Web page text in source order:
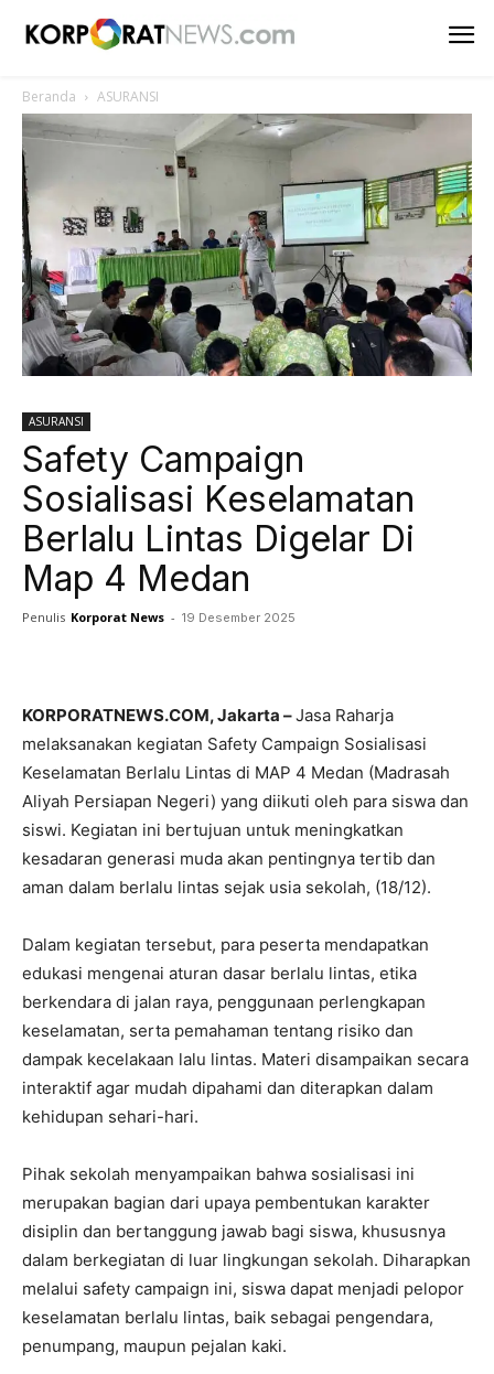
Beranda ASURANSI
ASURANSI
Safety Campaign
Sosialisasi Keselamatan
Berlalu Lintas Digelar Di
Map 4 Medan
Penulis Korporat News - 19 Desember 2025
KORPORATNEWS.COM, Jakarta –Jasa Raharja
melaksanakan kegiatan Safety Campaign Sosialisasi
Keselamatan Berlalu Lintas di MAP 4 Medan (Madrasah
Aliyah Persiapan Negeri) yang diikuti oleh para siswa dan
siswi. Kegiatan ini bertujuan untuk meningkatkan
kesadaran generasi muda akan pentingnya tertib dan
aman dalam berlalu lintas sejak usia sekolah, (18/12).
Dalam kegiatan tersebut, para peserta mendapatkan
edukasi mengenai aturan dasar berlalu lintas, etika
berkendara di jalan raya, penggunaan perlengkapan
keselamatan, serta pemahaman tentang risiko dan
dampak kecelakaan lalu lintas. Materi disampaikan secara
interaktif agar mudah dipahami dan diterapkan dalam
kehidupan sehari-hari.
Pihak sekolah menyampaikan bahwa sosialisasi ini
merupakan bagian dari upaya pembentukan karakter
disiplin dan bertanggung jawab bagi siswa, khususnya
dalam berkegiatan di luar lingkungan sekolah. Diharapkan
melalui safety campaign ini, siswa dapat menjadi pelopor
keselamatan berlalu lintas, baik sebagai pengendara,
penumpang, maupun pejalan kaki.